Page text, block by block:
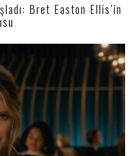
Bret Easton Ellis’in